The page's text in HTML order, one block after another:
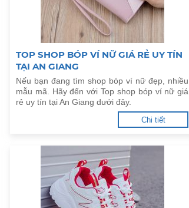
TOP SHOP BÓP VÍ NỮ GIÁ RẺ UY TÍN
TẠI AN GIANG
Nếu bạn đang tìm shop bóp ví nữ đẹp, nhiều
mẫu mã. Hãy đến với Top shop bóp ví nữ giá
rẻ uy tín tại An Giang dưới đây.
Chi tiết